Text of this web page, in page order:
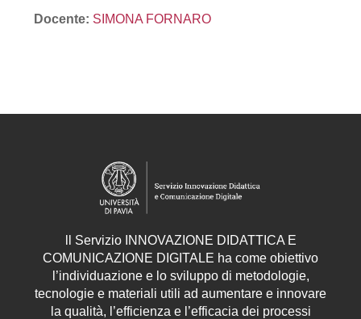
Docente: SIMONA FORNARO
Servizio INNOVAZIONE DIDATTICA E
COMUNICAZIONE DIGITALE ha come obiettivo
l’individuazione e lo sviluppo di metodologie,
tecnologie e materiali utili ad aumentare e innovare
la qualità, l’efficienza e l’efficacia dei processi